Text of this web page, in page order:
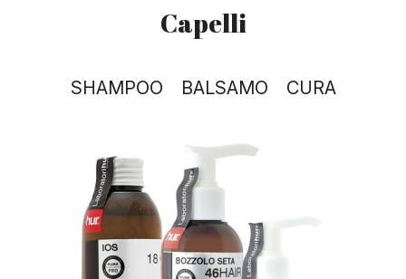
Capelli
SHAMPOO BALSAMO CURA